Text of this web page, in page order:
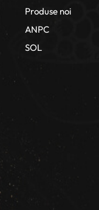
Produse noi
ANPC
SOL